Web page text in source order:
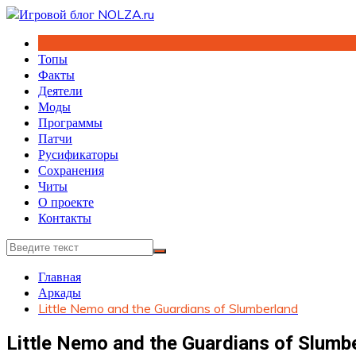
Перейти
содержимому
Топы
Факты
Деятели
Моды
Программы
Патчи
Русификаторы
Сохранения
Читы
О проекте
Контакты
Главная
Аркады
Little Nemo and the Guardians of Slumberland
Little Nemo and the Guardians of